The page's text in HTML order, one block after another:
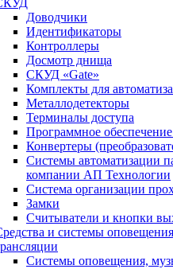
Доводчики
Идентификаторы
Контроллеры
Досмотр днища
СКУД «Gate»
Комплекты для
Металлодетекторы
Терминалы доступа
Программное
Конвертеры
Системы автоматизации
компании АП Технологии
Система организации
Замки
Считыватели и кнопки
и системы
Системы оповещения,